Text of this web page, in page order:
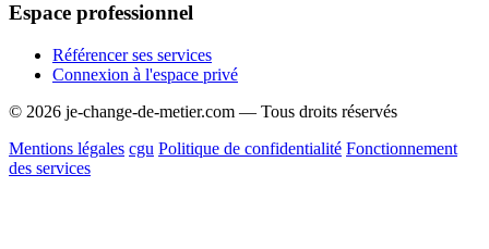
Espace professionnel
Référencer ses services
Connexion à l'espace privé
© 2026 je-change-de-metier.com — Tous droits réservés
Mentions légales cgu Politique de confidentialité Fonctionnement
des services